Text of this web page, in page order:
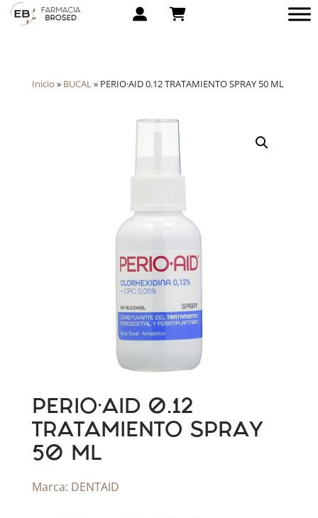
Inicio » BUCAL» PERIO·AID 0.12 TRATAMIENTO SPRAY 50 ML
PERIO·AID 0.12
TRATAMIENTO SPRAY
50 ML
Marca: DENTAID